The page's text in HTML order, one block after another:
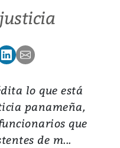
lo que está
panameña,
que
de m...